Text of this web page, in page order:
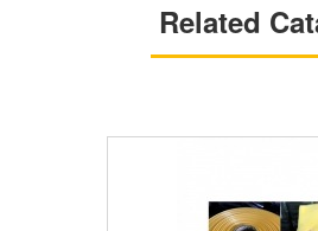
Related